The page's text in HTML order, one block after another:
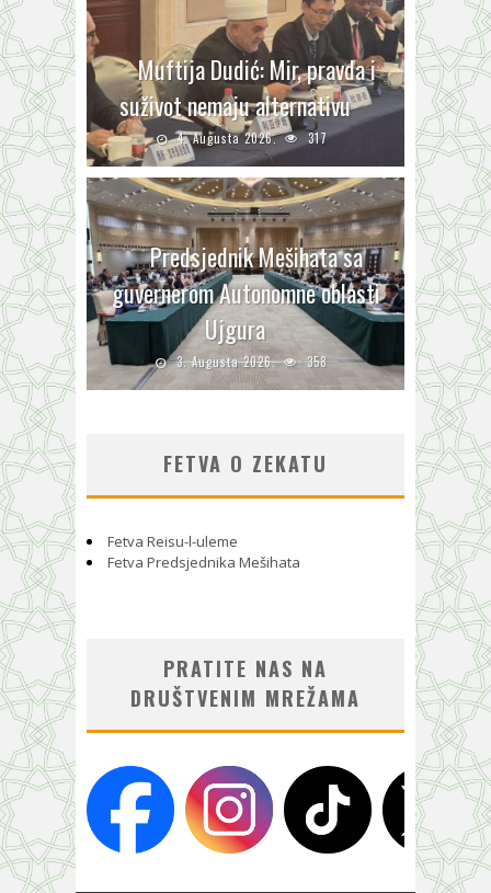
Muftija Dudić: Mir, pravda i
suživot nemaju alternativu
4. Augusta 2026. 317
Predsjednik Mešihata sa
guvernerom Autonomne oblasti
Ujgura
3. Augusta 2026. 358
FETVA O ZEKATU
Fetva Reisu-l-uleme
Fetva Predsjednika Mešihata
PRATITE NAS NA
DRUŠTVENIM MREŽAMA